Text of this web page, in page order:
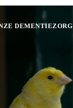
DEMENTIEZORG